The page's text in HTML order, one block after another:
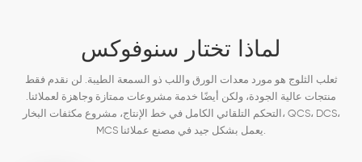
لماذا تختار سنوفوكس
ثعلب الثلوج هو مورد معدات الورق واللب ذو السمعة الطيبة. لن نقدم فقط
منتجات عالية الجودة، ولكن أيضًا خدمة مشروعات ممتازة وجاهزة لعملائنا.
التحكم التلقائي الكامل في خط الإنتاج، مشروع مكثفات البخار، QCS، DCS،
MCS يعمل بشكل جيد في مصنع عملائنا.